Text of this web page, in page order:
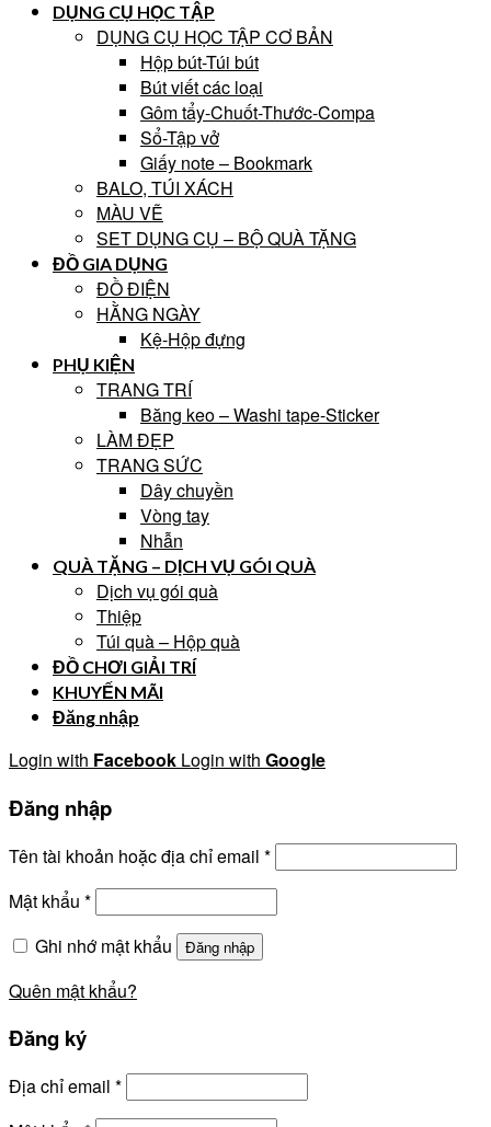
DỤNG CỤ HỌC TẬP
DỤNG CỤ HỌC TẬP CƠ BẢN
Hộp bút-Túi bút
Bút viết các loại
Gôm tẩy-Chuốt-Thước-Compa
Sổ-Tập vở
Giấy note – Bookmark
BALO, TÚI XÁCH
MÀU VẼ
SET DỤNG CỤ – BỘ QUÀ TẶNG
ĐỒ GIA DỤNG
ĐỒ ĐIỆN
HẰNG NGÀY
Kệ-Hộp đựng
PHỤ KIỆN
TRANG TRÍ
Băng keo – Washi tape-Sticker
LÀM ĐẸP
TRANG SỨC
Dây chuyền
Vòng tay
Nhẫn
QUÀ TẶNG – DỊCH VỤ GÓI QUÀ
Dịch vụ gói quà
Thiệp
Túi quà – Hộp quà
ĐỒ CHƠI GIẢI TRÍ
KHUYẾN MÃI
Đăng nhập
Login with Facebook Login with Google
Đăng nhập
Tên tài khoản hoặc địa chỉ email *
Mật khẩu *
Ghi nhớ mật khẩu
Đăng nhập
Quên mật khẩu?
Đăng ký
Địa chỉ email *